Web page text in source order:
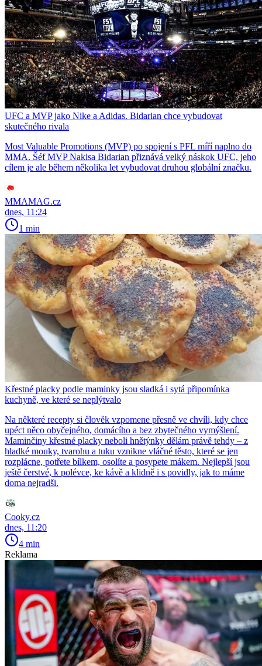
UFC a MVP jako Nike a Adidas. Bidarian chce vybudovat
skutečného rivala
Most Valuable Promotions (MVP) po spojení s PFL míří naplno do
MMA. Šéf MVP Nakisa Bidarian přiznává velký náskok UFC, jeho
cílem je ale během několika let vybudovat druhou globální značku.
MMAMAG.cz
dnes, 11:24
1 min
Křestné placky podle maminky jsou sladká i sytá připomínka
kuchyně, ve které se neplýtvalo
Na některé recepty si člověk vzpomene přesně ve chvíli, kdy chce
upéct něco obyčejného, domácího a bez zbytečného vymýšlení.
Maminčiny křestné placky neboli hnětýnky dělám právě tehdy – z
hladké mouky, tvarohu a tuku vznikne vláčné těsto, které se jen
rozplácne, potřete bílkem, osolíte a posypete mákem. Nejlepší jsou
ještě čerstvé, k polévce, ke kávě a klidně i s povidly, jak to máme
doma nejradši.
Cooky.cz
dnes, 11:20
4 min
Reklama